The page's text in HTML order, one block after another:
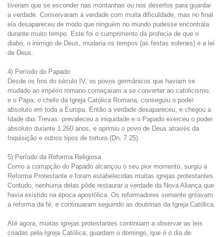
tiveram que se esconder nas montanhas ou nos desertos para guardar
a verdade. Conservaram a verdade com muita dificuldade, mas no final
ela desapareceu de modo que ninguém no mundo pudesse encontrála
durante muito tempo. Este foi o cumprimento da profecia de que o
diabo, o inimigo de Deus, mudaria os tempos (as festas solenes) e a lei
de Deus.
4) Período do Papado
Desde os fins do século IV, os povos germânicos que haviam se
mudado ao império romano começaram a se converter ao catolicismo;
e o Papa, o chefe da Igreja Católica Romana, conseguiu o poder
absoluto em toda a Europa. Então a verdade desapareceu, e chegou a
Idade das Trevas: prevaleceu a iniquidade e o Papado exerceu o poder
absoluto durante 1.260 anos, e oprimiu o povo de Deus através da
Inquisição e outros tipos de tortura (Dn. 7:25).
5) Período da Reforma Religiosa
Como a corrupção do Papado alcançou o seu pior momento, surgiu a
Reforma Protestante e foram estabelecidas muitas igrejas protestantes.
Contudo, nenhuma delas pôde restaurar a verdade da Nova Aliança que
havia existido na época apostólica. Os reformadores somente gritavam
a reforma da fé, e continuaram seguindo as doutrinas da Igreja Católica.
Até agora, muitas igrejas protestantes continuam a observar as leis
criadas pela Igreja Católica; guardam o domingo, que é o dia de